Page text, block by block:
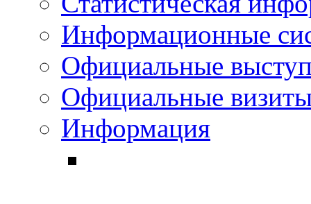
Информационные
Официальные
Официальные
Информация